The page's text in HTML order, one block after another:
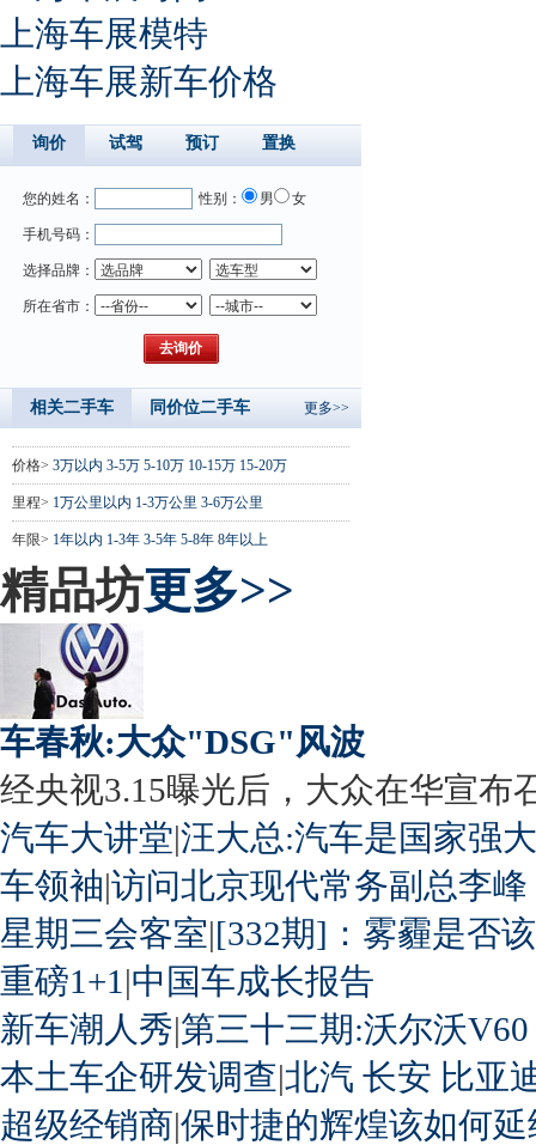
上海车展模特
上海车展新车价格
询价 试驾 预订 置换
您的姓名： 性别： 男 女
手机号码：
选择品牌：
所在省市：
相关二手车 同价位二手车 更多>>
价格> 3万以内 3-5万 5-10万 10-15万 15-20万
里程> 1万公里以内 1-3万公里 3-6万公里
年限> 1年以内 1-3年 3-5年 5-8年 8年以上
精品坊更多>>
车春秋:大众"DSG"风波
经央视3.15曝光后，大众在华宣布
汽车大讲堂|汪大总:汽车是国家强
车领袖|访问北京现代常务副总李峰
星期三会客室|[332期]：雾霾是否
重磅1+1 |中国车成长报告
新车潮人秀|第三十三期:沃尔沃
本土车企研发调查|北汽 长安 比亚
超级经销商|保时捷的辉煌该如何延